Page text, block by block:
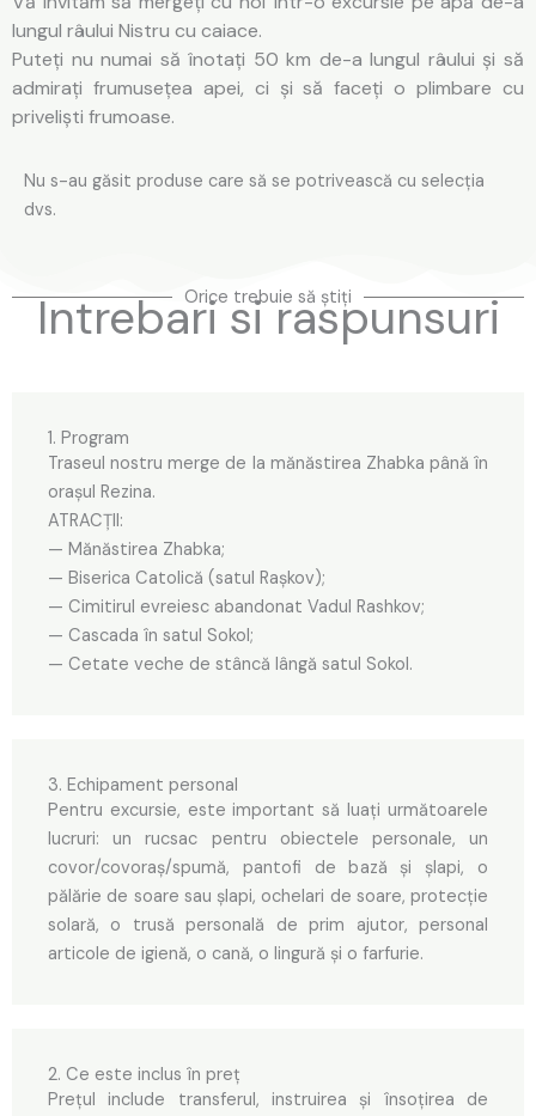
lungul râului Nistru cu caiace.
Puteți nu numai să înotați 50 km de-a lungul râului și să
admirați frumusețea apei, ci și să faceți o plimbare cu
priveliști frumoase.
Nu s-au găsit produse care să se potrivească cu selecția
dvs.
Orice trebuie să știți
Intrebari si raspunsuri
1. Program
Traseul nostru merge de la mănăstirea Zhabka până în
orașul Rezina.
ATRACȚII:
— Mănăstirea Zhabka;
— Biserica Catolică (satul Rașkov);
— Cimitirul evreiesc abandonat Vadul Rashkov;
— Cascada în satul Sokol;
— Cetate veche de stâncă lângă satul Sokol.
3. Echipament personal
Pentru excursie, este important să luați următoarele
lucruri: un rucsac pentru obiectele personale, un
covor/covoraș/spumă, pantofi de bază și șlapi, o
pălărie de soare sau șlapi, ochelari de soare, protecție
solară, o trusă personală de prim ajutor, personal
articole de igienă, o cană, o lingură și o farfurie.
2. Ce este inclus în preț
Prețul include transferul, instruirea și însoțirea de